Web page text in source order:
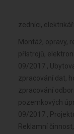
zedníci,
Montáž, opravy, revize a zkoušky elektrických zařízení od 04/2019 , Výroba, instalace, opravy elektrických strojů a přístrojů, elektronických a telekomunikačních zařízení od 04/2019 , Zasilatelství a zastupování v celním řízení od 09/2017 , Ubytovací služby od 09/2017 , Poskytování software, poradenství v oblasti informačních technologií, zpracování dat, hostingové a související činnosti a webové portály od 09/2017 , Poradenská a konzultační činnost, zpracování odborných studií a posudků od 09/2017 , Pronájem a půjčování věcí movitých od 09/2017 , Projektování pozemkových úprav od 09/2017 , Příprava a